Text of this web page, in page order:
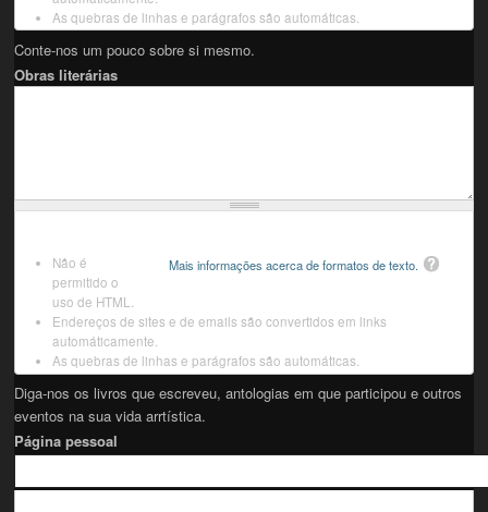
As quebras de linhas e parágrafos são automáticas.
Conte-nos um pouco sobre si mesmo.
Obras literárias
Mais informações acerca de formatos de texto.
Não é
permitido o
uso de HTML.
Endereços de sites e de emails são convertidos em links
automáticamente.
As quebras de linhas e parágrafos são automáticas.
Diga-nos os livros que escreveu, antologias em que participou e outros
eventos na sua vida arrtística.
Página pessoal